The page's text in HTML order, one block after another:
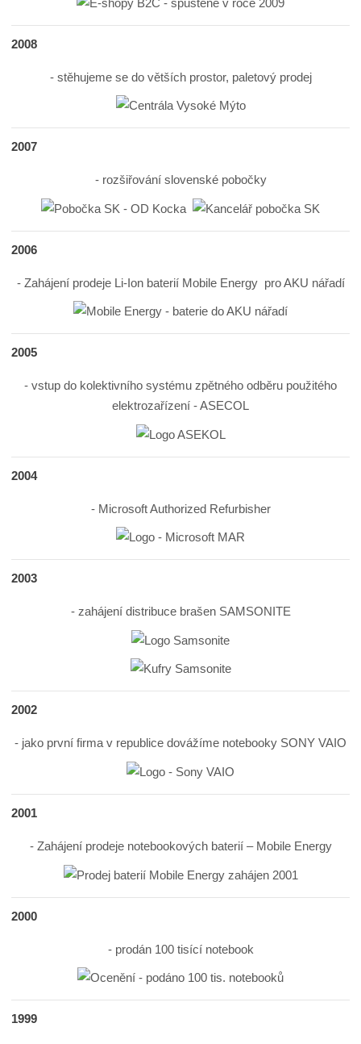
2008
- stěhujeme se do větších prostor, paletový prodej
2007
- rozšiřování slovenské pobočky
2006
- Zahájení prodeje Li-Ion baterií Mobile Energy pro AKU nářadí
2005
- vstup do kolektivního systému zpětného odběru použitého
elektrozařízení - ASECOL
2004
- Microsoft Authorized Refurbisher
2003
- zahájení distribuce brašen SAMSONITE
2002
- jako první firma v republice dovážíme notebooky SONY VAIO
2001
- Zahájení prodeje notebookových baterií – Mobile Energy
2000
- prodán 100 tisící notebook
1999